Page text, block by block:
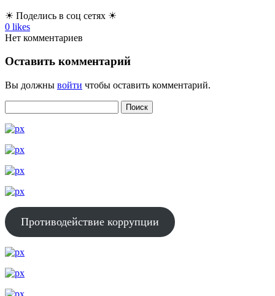
☀ Поделись в соц сетях ☀
0 likes
Нет комментариев
Оставить комментарий
Вы должны войти чтобы оставить комментарий.
Противодействие коррупции